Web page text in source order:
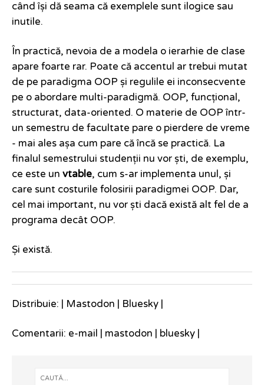
când își dă seama că exemplele sunt ilogice sau
inutile.
În practică, nevoia de a modela o ierarhie de clase
apare foarte rar. Poate că accentul ar trebui mutat
de pe paradigma OOP și regulile ei inconsecvente
pe o abordare multi-paradigmă. OOP, funcțional,
structurat, data-oriented. O materie de OOP într-
un semestru de facultate pare o pierdere de vreme
- mai ales așa cum pare că încă se practică. La
finalul semestrului studenții nu vor ști, de exemplu,
ce este un vtable, cum s-ar implementa unul, și
care sunt costurile folosirii paradigmei OOP. Dar,
cel mai important, nu vor ști dacă există alt fel de a
programa decât OOP.
Și există.
Distribuie: | Mastodon Bluesky
Comentarii: e-mail mastodon bluesky